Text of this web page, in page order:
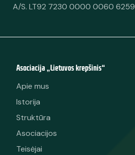
A/S. LT92 7230 0000 0060 6259
Asociacija „Lietuvos krepšinis“
Apie mus
Istorija
Struktūra
Asociacijos
Teisėjai